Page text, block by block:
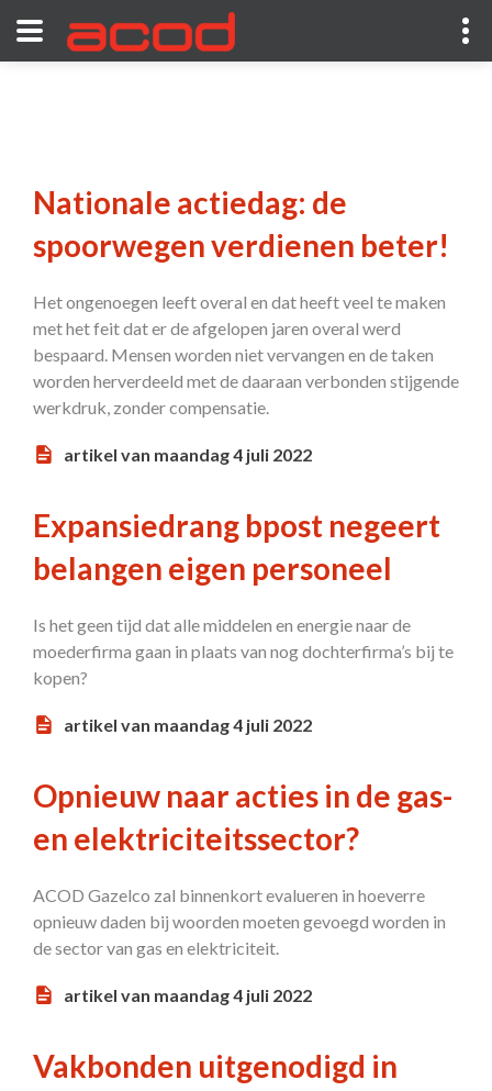
Nationale actiedag: de
spoorwegen verdienen beter!
Het ongenoegen leeft overal en dat heeft veel te maken
met het feit dat er de afgelopen jaren overal werd
bespaard. Mensen worden niet vervangen en de taken
worden herverdeeld met de daaraan verbonden stijgende
werkdruk, zonder compensatie.
artikel van maandag 4 juli 2022
Expansiedrang bpost negeert
belangen eigen personeel
Is het geen tijd dat alle middelen en energie naar de
moederfirma gaan in plaats van nog dochterfirma’s bij te
kopen?
artikel van maandag 4 juli 2022
Opnieuw naar acties in de gas-
en elektriciteitssector?
ACOD Gazelco zal binnenkort evalueren in hoeverre
opnieuw daden bij woorden moeten gevoegd worden in
de sector van gas en elektriciteit.
artikel van maandag 4 juli 2022
Vakbonden uitgenodigd in